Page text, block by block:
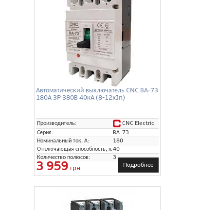
Автоматический выключатель CNC ВА-73
180А 3P 380В 40кА (8-12xIn)
Производитель:
CNC Electric
Серия:
ВА-73
Номинальный ток, А:
180
Отключающая способность, кА:40
Количество полюсов:
3
3 959 грн Подробнее